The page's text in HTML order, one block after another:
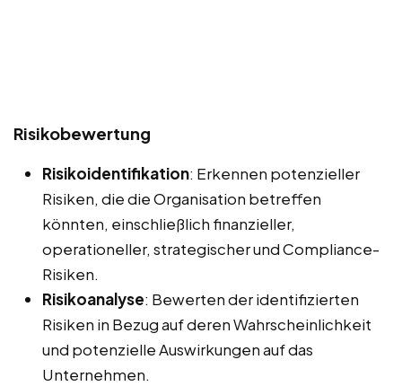
Risikobewertung
Risikoidentifikation: Erkennen potenzieller
Risiken, die die Organisation betreffen
könnten, einschließlich finanzieller,
operationeller, strategischer und Compliance-
Risiken.
Risikoanalyse: Bewerten der identifizierten
Risiken in Bezug auf deren Wahrscheinlichkeit
und potenzielle Auswirkungen auf das
Unternehmen.